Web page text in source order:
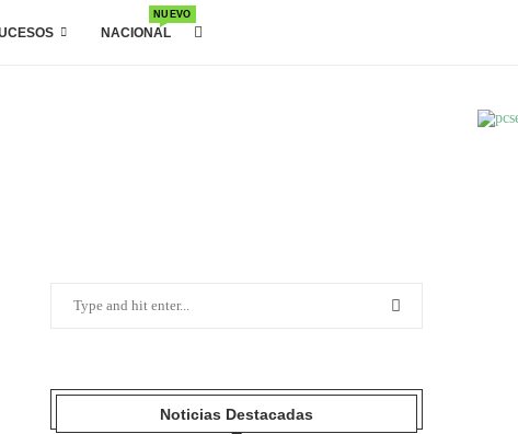
NACIONAL
NUEVO
Noticias Destacadas